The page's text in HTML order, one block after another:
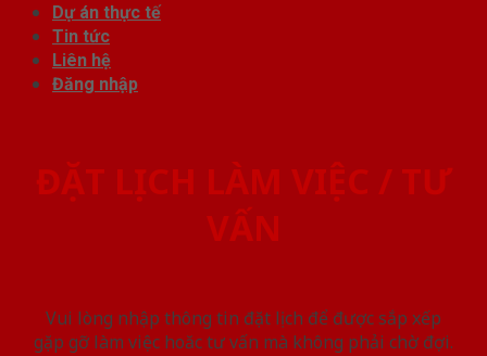
Dự án thực tế
Tin tức
Liên hệ
Đăng nhập
ĐẶT LỊCH LÀM VIỆC / TƯ
VẤN
Vui lòng nhập thông tin đặt lịch để được sắp xếp
gặp gỡ làm việc hoăc tư vấn mà không phải chờ đợi.